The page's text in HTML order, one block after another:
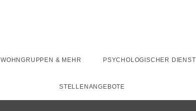
WOHNGRUPPEN & MEHR PSYCHOLOGISCHER DIENST
STELLENANGEBOTE